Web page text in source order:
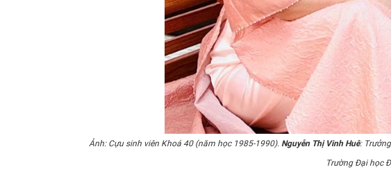
Ảnh: Cựu sinh viên Khoá 40 (năm học 1985-1990). Nguyễn Thị Vinh Huê:
Trường Đại học